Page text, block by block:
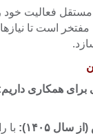
است تا
همکاری
۱۴۰۵):